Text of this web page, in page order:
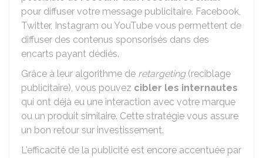
pour diffuser votre message publicitaire. Facebook,
Twitter, Instagram ou YouTube vous permettent de
diffuser des contenus sponsorisés dans des
encarts payant dédiés.
Grâce à leur algorithme de retargeting(reciblage
publicitaire), vous pouvez cibler les internautes
qui ont déjà eu une interaction avec votre marque
ou un produit similaire. Cette stratégie vous assure
un bon retour sur investissement.
L'efficacité de la publicité est encore accentuée par